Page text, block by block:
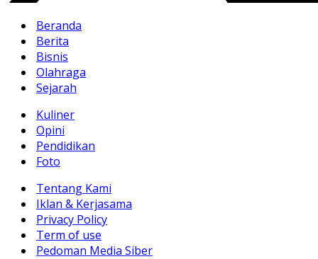
Beranda
Berita
Bisnis
Olahraga
Sejarah
Kuliner
Opini
Pendidikan
Foto
Tentang Kami
Iklan & Kerjasama
Privacy Policy
Term of use
Pedoman Media Siber